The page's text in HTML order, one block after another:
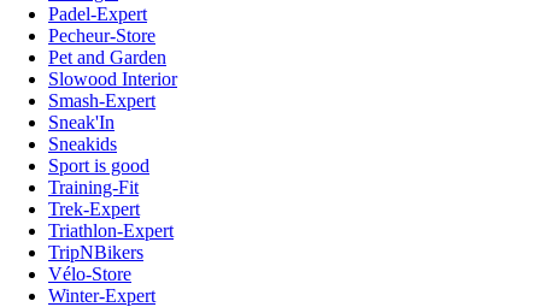
Padel-Expert
Pecheur-Store
Pet and Garden
Slowood Interior
Smash-Expert
Sneak'In
Sneakids
Sport is good
Training-Fit
Trek-Expert
Triathlon-Expert
TripNBikers
Vélo-Store
Winter-Expert